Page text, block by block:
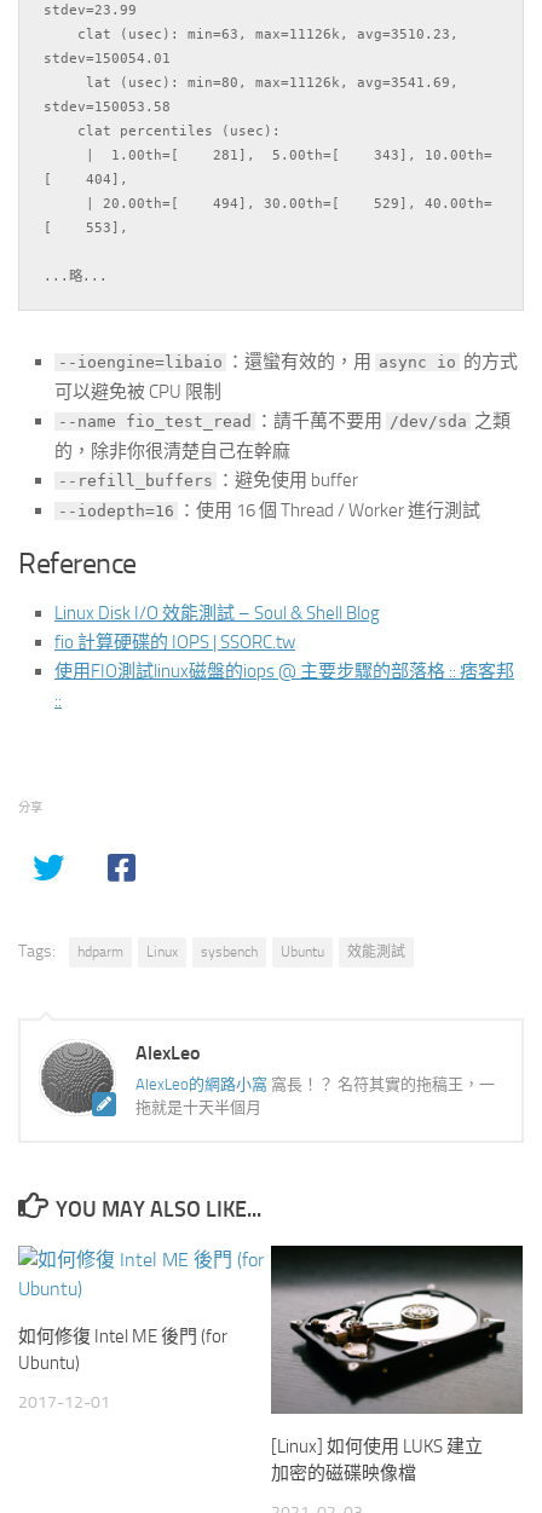
stdev=23.99
stdev=150054.01
stdev=150053.58
[    404],
[    553],
--ioengine=libaio ：還蠻有效的，用 async io 的方式
可以避免被 CPU 限制
--name fio_test_read ：請千萬不要用 /dev/sda 之類
的，除非你很清楚自己在幹麻
--refill_buffers ：避免使用 buffer
--iodepth=16 ：使用 16 個 Thread / Worker 進行測試
Reference
Linux Disk I/O 效能測試 – Soul & Shell Blog
fio 計算硬碟的 IOPS | SSORC.tw
使用FIO測試linux磁盤的iops @ 主要步驟的部落格 :: 痞客邦
::
分享
Tags: hdparm Linux sysbench Ubuntu 效能測試
AlexLeo
AlexLeo的網路小窩 窩長！？ 名符其實的拖稿王，一
拖就是十天半個月
YOU MAY ALSO LIKE...
如何修復 Intel ME 後門 (for
Ubuntu)
2017-12-01
[Linux] 如何使用 LUKS 建立
加密的磁碟映像檔